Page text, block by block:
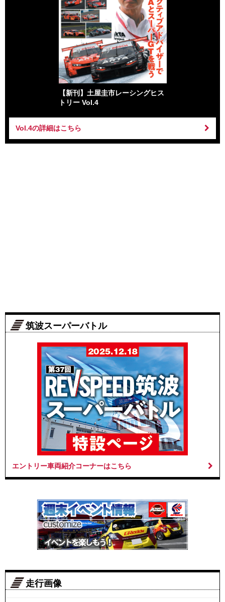
【新刊】土屋圭市レーシングヒス
トリー Vol.4
Vol.4の詳細はこちら
筑波スーパーバトル
エントリー車両紹介コーナーはこちら
走行画像